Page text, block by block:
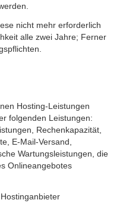
nicht mehr erforderlich
alle zwei Jahre; Ferner
Hosting-Leistungen
folgenden Leistungen:
Rechenkapazität,
E-Mail-Versand,
Wartungsleistungen, die
Onlineangebotes